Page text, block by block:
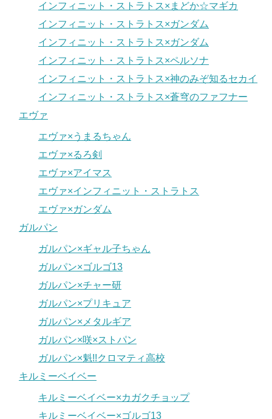
インフィニット・ストラトス×まどか☆マギカ
インフィニット・ストラトス×ガンダム
インフィニット・ストラトス×ガンダム
インフィニット・ストラトス×ペルソナ
インフィニット・ストラトス×神のみぞ知るセカイ
インフィニット・ストラトス×蒼穹のファフナー
エヴァ
エヴァ×うまるちゃん
エヴァ×るろ剣
エヴァ×アイマス
エヴァ×インフィニット・ストラトス
エヴァ×ガンダム
ガルパン
ガルパン×ギャル子ちゃん
ガルパン×ゴルゴ13
ガルパン×チャー研
ガルパン×プリキュア
ガルパン×メタルギア
ガルパン×咲×ストパン
ガルパン×魁!!クロマティ高校
キルミーベイベー
キルミーベイベー×カガクチョップ
キルミーベイベー×ゴルゴ13